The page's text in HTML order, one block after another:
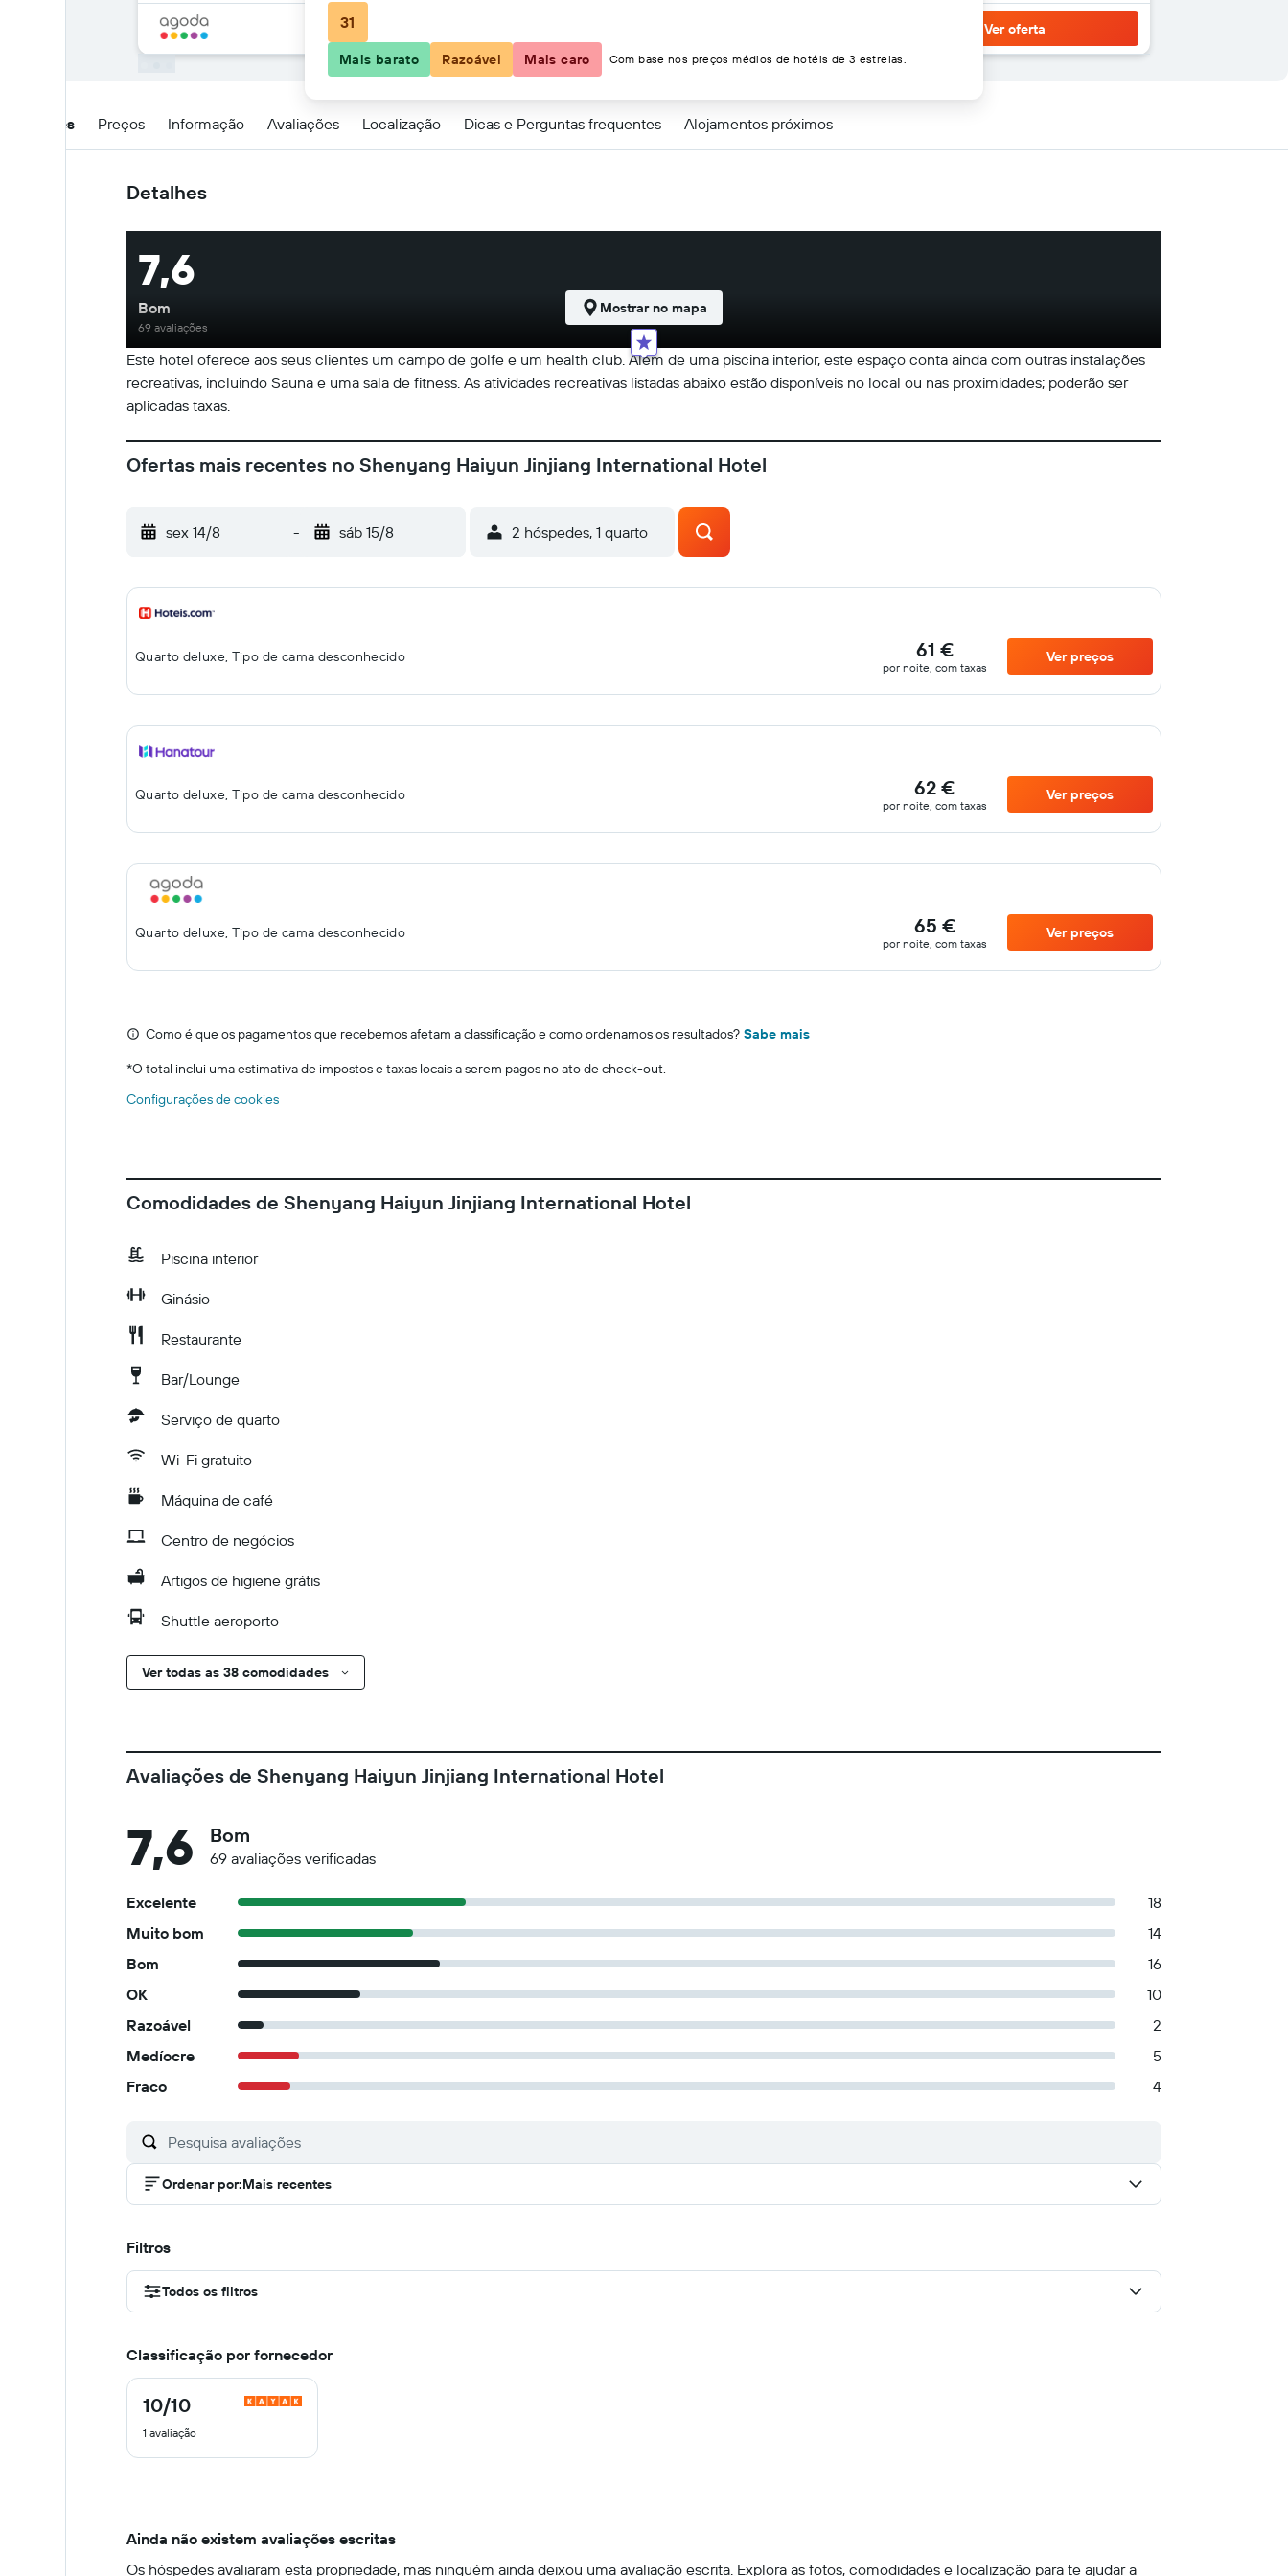
Ver oferta
Detalhes Preços Informação Avaliações Localização Dicas e Perguntas frequentes Alojamentos próximos
Detalhes
Este hotel oferece aos seus clientes um campo de golfe e um health club. Além de uma piscina interior, este espaço conta ainda com outras instalações
recreativas, incluindo Sauna e uma sala de fitness. As atividades recreativas listadas abaixo estão disponíveis no local ou nas proximidades; poderão ser
aplicadas taxas.
7,6
Bom
69 avaliações
Mostrar no mapa
Ofertas mais recentes no Shenyang Haiyun Jinjiang International Hotel
sex 14/8 - sáb 15/8 2 hóspedes, 1 quarto
Quarto deluxe, Tipo de cama desconhecido 61 €
por noite, com taxas
Ver preços
Quarto deluxe, Tipo de cama desconhecido 62 €
por noite, com taxas
Ver preços
Quarto deluxe, Tipo de cama desconhecido 65 €
por noite, com taxas
Ver preços
Como é que os pagamentos que recebemos afetam a classificação e como ordenamos os resultados? Sabe mais
*O total inclui uma estimativa de impostos e taxas locais a serem pagos no ato de check-out.
Configurações de cookies
Comodidades de Shenyang Haiyun Jinjiang International Hotel
Piscina interior
Ginásio
Restaurante
Bar/Lounge
Serviço de quarto
Wi-Fi gratuito
Máquina de café
Centro de negócios
Artigos de higiene grátis
Shuttle aeroporto
Ver todas as 38 comodidades
Avaliações de Shenyang Haiyun Jinjiang International Hotel
7,6 Bom
69 avaliações verificadas
Excelente
18
Muito bom
14
Bom
16
OK
10
Razoável
2
Medíocre
5
Fraco
4
Ordenar por:Mais recentes
Filtros
Todos os filtros
Classificação por fornecedor
10/10
10
10
1 avaliação
Ainda não existem avaliações escritas
Os hóspedes avaliaram esta propriedade, mas ninguém ainda deixou uma avaliação escrita. Explora as fotos, comodidades e localização para te ajudar a
31
Mais barato Razoável Mais caro Com base nos preços médios de hotéis de 3 estrelas.